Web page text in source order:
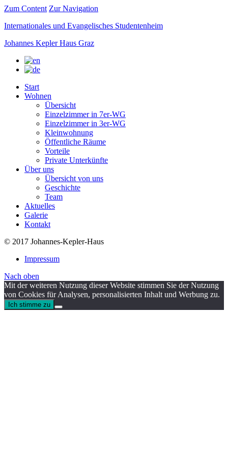
Zum Content Zur Navigation
Internationales und Evangelisches Studentenheim
Johannes Kepler Haus Graz
Start
Wohnen
Übersicht
Einzelzimmer in 7er-WG
Einzelzimmer in 3er-WG
Kleinwohnung
Öffentliche Räume
Vorteile
Private Unterkünfte
Über uns
Übersicht von uns
Geschichte
Team
Aktuelles
Galerie
Kontakt
© 2017 Johannes-Kepler-Haus
Impressum
Nach oben
Mit der weiteren Nutzung dieser Website stimmen Sie der Nutzung
von Cookies für Analysen, personalisierten Inhalt und Werbung zu.
Ich stimme zu